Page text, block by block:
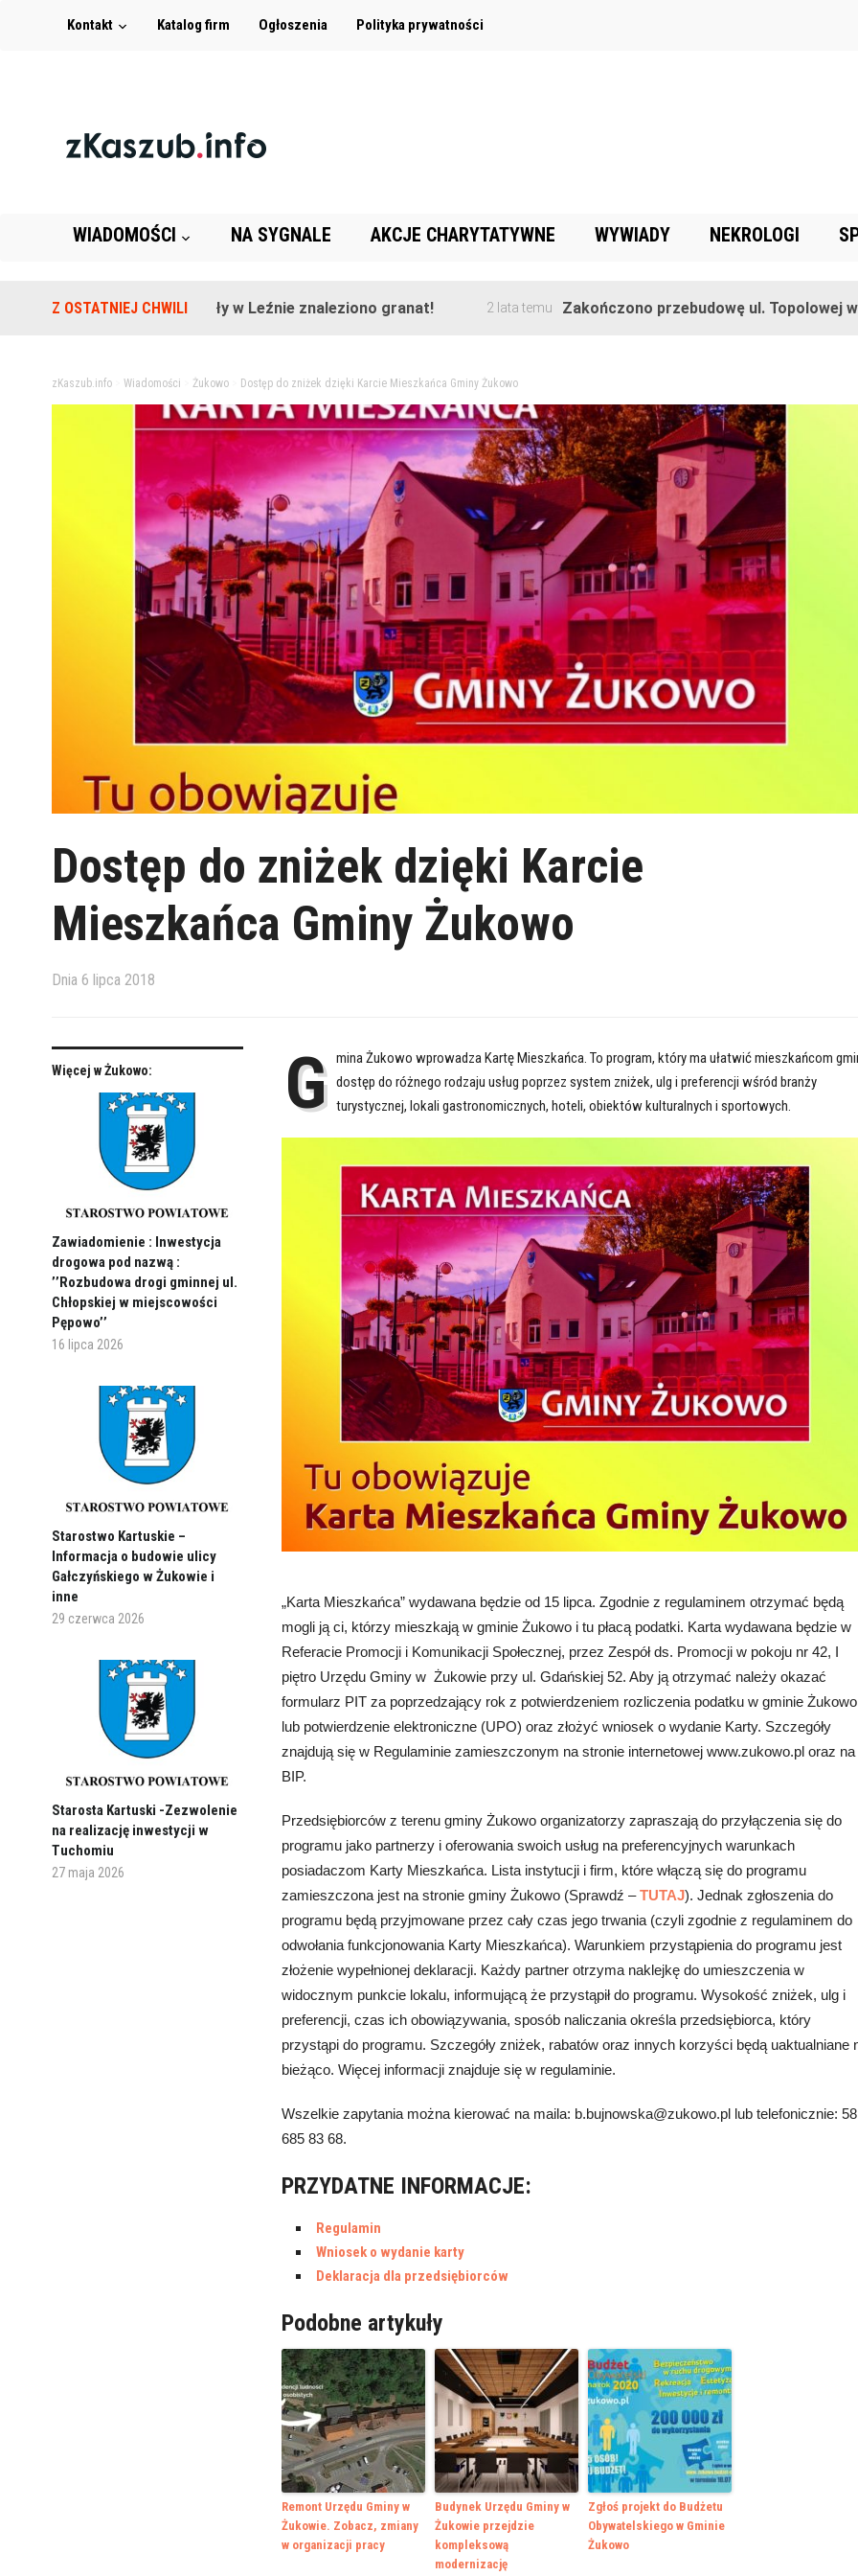
Kontakt Katalog firm Ogłoszenia Polityka prywatności
WIADOMOŚCI NA SYGNALE AKCJE CHARYTATYWNE WYWIADY NEKROLOGI
Z OSTATNIEJ CHWILI
Na terenie szkoły w Leźnie znaleziono granat! 2 lata temu Zakończono przebudowę ul. Topolowej w
zKaszub.info> Wiadomości Żukowo> Dostęp do zniżek dzięki Karcie Mieszkańca Gminy Żukowo
Dostęp do zniżek dzięki Karcie
Mieszkańca Gminy Żukowo
Dnia 6 lipca 2018
Więcej w Żukowo:
Zawiadomienie : Inwestycja
drogowa pod nazwą :
’’Rozbudowa drogi gminnej ul.
Chłopskiej w miejscowości
Pępowo’’
16 lipca 2026
Starostwo Kartuskie –
Informacja o budowie ulicy
Gałczyńskiego w Żukowie i
inne
29 czerwca 2026
Starosta Kartuski -Zezwolenie
na realizację inwestycji w
Tuchomiu
27 maja 2026
G mina Żukowo wprowadza Kartę Mieszkańca. To program, który ma ułatwić mieszkańcom
dostęp do różnego rodzaju usług poprzez system zniżek, ulg i preferencji wśród branży
turystycznej, lokali gastronomicznych, hoteli, obiektów kulturalnych i sportowych.
„Karta Mieszkańca” wydawana będzie od 15 lipca. Zgodnie z regulaminem otrzymać będą
mogli ją ci, którzy mieszkają w gminie Żukowo i tu płacą podatki. Karta wydawana będzie w
Referacie Promocji i Komunikacji Społecznej, przez Zespół ds. Promocji w pokoju nr 42, I
piętro Urzędu Gminy w Żukowie przy ul. Gdańskiej 52. Aby ją otrzymać należy okazać
formularz PIT za poprzedzający rok z potwierdzeniem rozliczenia podatku w gminie Żukowo
lub potwierdzenie elektroniczne (UPO) oraz złożyć wniosek o wydanie Karty. Szczegóły
znajdują się w Regulaminie zamieszczonym na stronie internetowej www.zukowo.pl oraz na
BIP.
Przedsiębiorców z terenu gminy Żukowo organizatorzy zapraszają do przyłączenia się do
programu jako partnerzy i oferowania swoich usług na preferencyjnych warunkach
posiadaczom Karty Mieszkańca. Lista instytucji i firm, które włączą się do programu
zamieszczona jest na stronie gminy Żukowo (Sprawdź –TUTAJ). Jednak zgłoszenia do
programu będą przyjmowane przez cały czas jego trwania (czyli zgodnie z regulaminem do
odwołania funkcjonowania Karty Mieszkańca). Warunkiem przystąpienia do programu jest
złożenie wypełnionej deklaracji. Każdy partner otrzyma naklejkę do umieszczenia w
widocznym punkcie lokalu, informującą że przystąpił do programu. Wysokość zniżek, ulg i
preferencji, czas ich obowiązywania, sposób naliczania określa przedsiębiorca, który
przystąpi do programu. Szczegóły zniżek, rabatów oraz innych korzyści będą uaktualniane
bieżąco. Więcej informacji znajduje się w regulaminie.
Wszelkie zapytania można kierować na maila: b.bujnowska@zukowo.pl lub telefonicznie: 58
685 83 68.
PRZYDATNE INFORMACJE:
Regulamin
Wniosek o wydanie karty
Deklaracja dla przedsiębiorców
Podobne artykuły
Remont Urzędu Gminy w
Żukowie. Zobacz, zmiany
w organizacji pracy
Budynek Urzędu Gminy w
Żukowie przejdzie
kompleksową
modernizację
Zgłoś projekt do Budżetu
Obywatelskiego w Gminie
Żukowo